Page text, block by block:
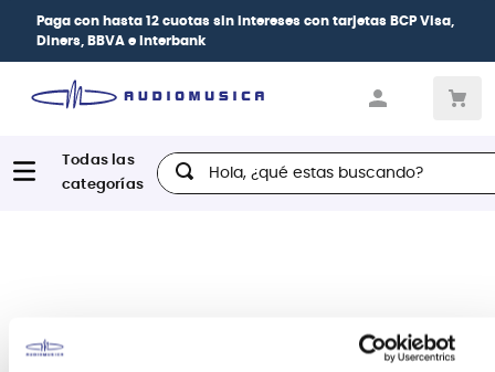
Paga con hasta 12 cuotas sin intereses con tarjetas BCP Visa,
Diners, BBVA e Interbank
Hola, ¿qué estas buscando?